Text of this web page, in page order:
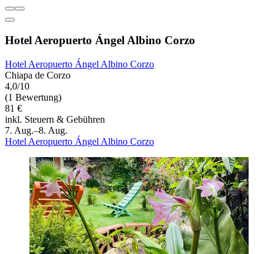
Hotel Aeropuerto Ángel Albino Corzo
Hotel Aeropuerto Ángel Albino Corzo
Chiapa de Corzo
4,0/10
(1 Bewertung)
81 €
inkl. Steuern & Gebühren
7. Aug.–8. Aug.
Hotel Aeropuerto Ángel Albino Corzo